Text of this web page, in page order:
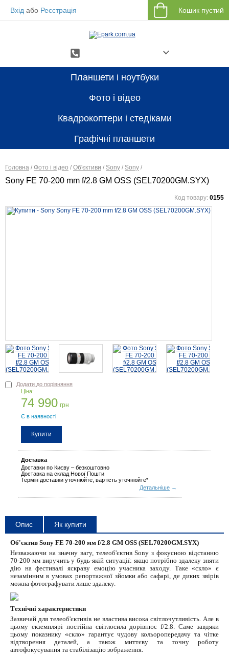
Вхід або Реєстрація Кошик пустий
Telegram
E-mail
Планшети і ноутбуки
Фото і відео
Квадрокоптери і стедіками
Графічні планшети
Головна / Фото і відео / Об'єктиви / Sony / Sony /
Sony FE 70-200 mm f/2.8 GM OSS (SEL70200GM.SYX)
Код товару: 0155
Додати до порівняння
Ціна:
74 990 грн
Є в наявності
Купити
Доставка
Доставки по Києву – безкоштовно
Доставка на склад Нової Пошти
Термін доставки уточнюйте, вартість уточнюйте*
Детальніше →
Опис Як купити
Об'єктив Sony FE 70-200 мм f/2.8 GM OSS (SEL70200GM.SYX)
Незважаючи на значну вагу, телеоб'єктив Sony з фокусною відстанню
70-200 мм виручить у будь-якій ситуації: якщо потрібно здалеку зняти
дію на фестивалі яскраву емоцію учасника заходу. Таке «скло» є
незамінним в умовах репортажної зйомки або сафарі, де диких звірів
можна фотографувати лише здалеку.
Технічні характеристики
Зазвичай для телеоб'єктивів не властива висока світлочутливість. Але в
цьому екземплярі постійна світлосила дорівнює f/2.8. Саме завдяки
цьому показнику «скло» гарантує чудову кольоропередачу та чітке
відтворення деталей, а також миттєву та точну роботу
автофокусування та стабілізацію зображення.